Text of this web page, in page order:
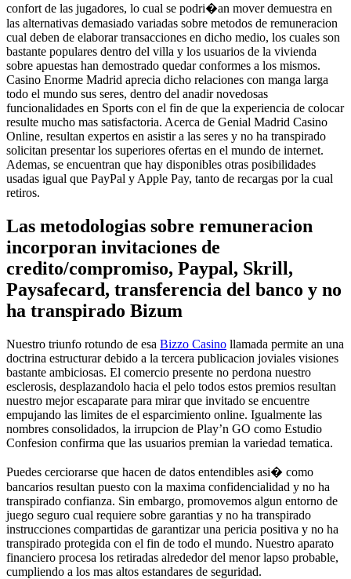
confort de las jugadores, lo cual se podri�an mover demuestra en
las alternativas demasiado variadas sobre metodos de remuneracion
cual deben de elaborar transacciones en dicho medio, los cuales son
bastante populares dentro del villa y los usuarios de la vivienda
sobre apuestas han demostrado quedar conformes a los mismos.
Casino Enorme Madrid aprecia dicho relaciones con manga larga
todo el mundo sus seres, dentro del anadir novedosas
funcionalidades en Sports con el fin de que la experiencia de colocar
resulte mucho mas satisfactoria. Acerca de Genial Madrid Casino
Online, resultan expertos en asistir a las seres y no ha transpirado
solicitan presentar los superiores ofertas en el mundo de internet.
Ademas, se encuentran que hay disponibles otras posibilidades
usadas igual que PayPal y Apple Pay, tanto de recargas por la cual
retiros.
Las metodologias sobre remuneracion
incorporan invitaciones de
credito/compromiso, Paypal, Skrill,
Paysafecard, transferencia del banco y no
ha transpirado Bizum
Nuestro triunfo rotundo de esa Bizzo Casino llamada permite an una
doctrina estructurar debido a la tercera publicacion joviales visiones
bastante ambiciosas. El comercio presente no perdona nuestro
esclerosis, desplazandolo hacia el pelo todos estos premios resultan
nuestro mejor escaparate para mirar que invitado se encuentre
empujando las limites de el esparcimiento online. Igualmente las
nombres consolidados, la irrupcion de Play’n GO como Estudio
Confesion confirma que las usuarios premian la variedad tematica.
Puedes cerciorarse que hacen de datos entendibles asi� como
bancarios resultan puesto con la maxima confidencialidad y no ha
transpirado confianza. Sin embargo, promovemos algun entorno de
juego seguro cual requiere sobre garantias y no ha transpirado
instrucciones compartidas de garantizar una pericia positiva y no ha
transpirado protegida con el fin de todo el mundo. Nuestro aparato
financiero procesa los retiradas alrededor del menor lapso probable,
cumpliendo a los mas altos estandares de seguridad.